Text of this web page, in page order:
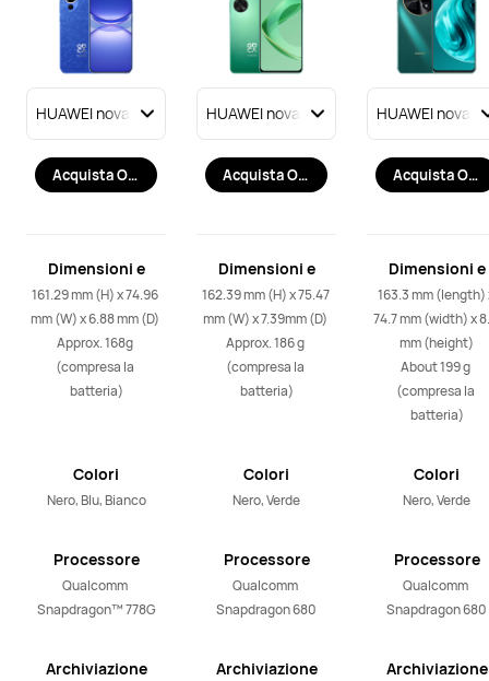
Acquista Ora
Dimensioni e
Peso
161.29 mm (H) x 74.96
mm (W) x 6.88 mm (D)
Approx. 168g
(compresa la
batteria)
Colori
Nero, Blu, Bianco
Processore
Qualcomm
Snapdragon™ 778G
Archiviazione
Acquista Ora
Dimensioni e
Peso
162.39 mm (H) x 75.47
mm (W) x 7.39mm (D)
Approx. 186 g
(compresa la
batteria)
Colori
Nero, Verde
Processore
Qualcomm
Snapdragon 680
Archiviazione
Acquista Ora
Dimensioni e
Peso
163.3 mm (length)
74.7 mm (width) x
mm (height)
About 199 g
(compresa la
batteria)
Colori
Nero, Verde
Processore
Qualcomm
Snapdragon 680
Archiviazione